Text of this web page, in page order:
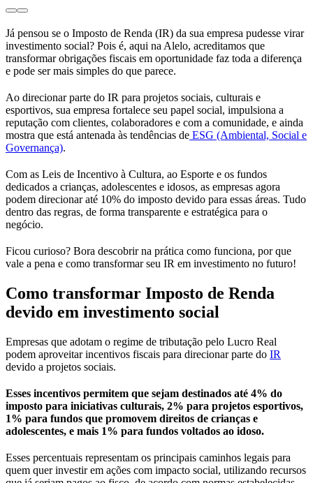
Já pensou se o Imposto de Renda (IR) da sua empresa pudesse virar
investimento social? Pois é, aqui na Alelo, acreditamos que
transformar obrigações fiscais em oportunidade faz toda a diferença
e pode ser mais simples do que parece.
Ao direcionar parte do IR para projetos sociais, culturais e
esportivos, sua empresa fortalece seu papel social, impulsiona a
reputação com clientes, colaboradores e com a comunidade, e ainda
mostra que está antenada às tendências de ESG (Ambiental, Social e
Governança).
Com as Leis de Incentivo à Cultura, ao Esporte e os fundos
dedicados a crianças, adolescentes e idosos, as empresas agora
podem direcionar até 10% do imposto devido para essas áreas. Tudo
dentro das regras, de forma transparente e estratégica para o
negócio.
Ficou curioso? Bora descobrir na prática como funciona, por que
vale a pena e como transformar seu IR em investimento no futuro!
Como transformar Imposto de Renda
devido em investimento social
Empresas que adotam o regime de tributação pelo Lucro Real
podem aproveitar incentivos fiscais para direcionar parte do IR
devido a projetos sociais.
Esses incentivos permitem que sejam destinados até 4% do
imposto para iniciativas culturais, 2% para projetos esportivos,
1% para fundos que promovem direitos de crianças e
adolescentes, e mais 1% para fundos voltados ao idoso.
Esses percentuais representam os principais caminhos legais para
quem quer investir em ações com impacto social, utilizando recursos